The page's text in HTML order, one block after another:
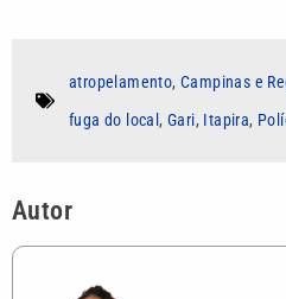
atropelamento,Campinas e
fuga do local ,Gari, Itapira,
Autor